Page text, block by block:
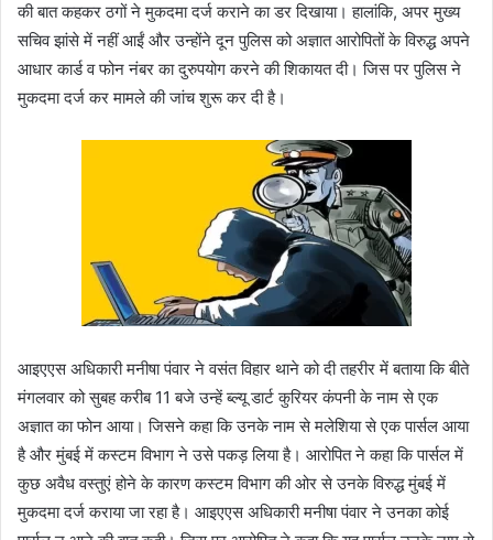
की बात कहकर ठगों ने मुकदमा दर्ज कराने का डर दिखाया। हालांकि, अपर मुख्य
सचिव झांसे में नहीं आईं और उन्होंने दून पुलिस को अज्ञात आरोपितों के विरुद्ध अपने
आधार कार्ड व फोन नंबर का दुरुपयोग करने की शिकायत दी। जिस पर पुलिस ने
मुकदमा दर्ज कर मामले की जांच शुरू कर दी है।
आइएएस अधिकारी मनीषा पंवार ने वसंत विहार थाने को दी तहरीर में बताया कि बीते
मंगलवार को सुबह करीब 11 बजे उन्हें ब्ल्यू डार्ट कुरियर कंपनी के नाम से एक
अज्ञात का फोन आया। जिसने कहा कि उनके नाम से मलेशिया से एक पार्सल आया
है और मुंबई में कस्टम विभाग ने उसे पकड़ लिया है। आरोपित ने कहा कि पार्सल में
कुछ अवैध वस्तुएं होने के कारण कस्टम विभाग की ओर से उनके विरुद्ध मुंबई में
मुकदमा दर्ज कराया जा रहा है। आइएएस अधिकारी मनीषा पंवार ने उनका कोई